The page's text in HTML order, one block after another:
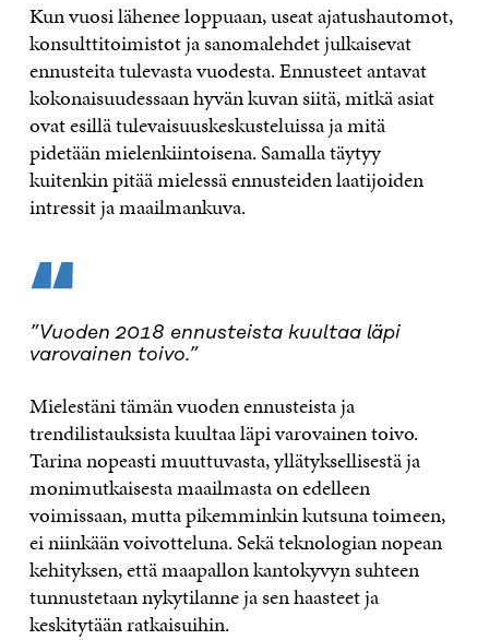
Kun vuosi lähenee loppuaan, useat ajatushautomot,
konsulttitoimistot ja sanomalehdet julkaisevat
ennusteita tulevasta vuodesta. Ennusteet antavat
kokonaisuudessaan hyvän kuvan siitä, mitkä asiat
ovat esillä tulevaisuuskeskusteluissa ja mitä
pidetään mielenkiintoisena. Samalla täytyy
kuitenkin pitää mielessä ennusteiden laatijoiden
intressit ja maailmankuva.
“
”Vuoden 2018 ennusteista kuultaa läpi
varovainen toivo.”
Mielestäni tämän vuoden ennusteista ja
trendilistauksista kuultaa läpi varovainen toivo.
Tarina nopeasti muuttuvasta, yllätyksellisestä ja
monimutkaisesta maailmasta on edelleen
voimissaan, mutta pikemminkin kutsuna toimeen,
ei niinkään voivotteluna. Sekä teknologian nopean
kehityksen, että maapallon kantokyvyn suhteen
tunnustetaan nykytilanne ja sen haasteet ja
keskitytään ratkaisuihin.